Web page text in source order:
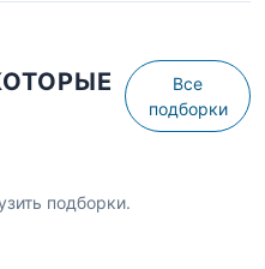
Все
подборки
подборки.